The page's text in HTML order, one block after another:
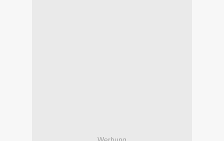
Werbung